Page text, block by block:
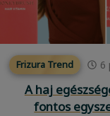
Frizura Trend 6
A haj
fontos